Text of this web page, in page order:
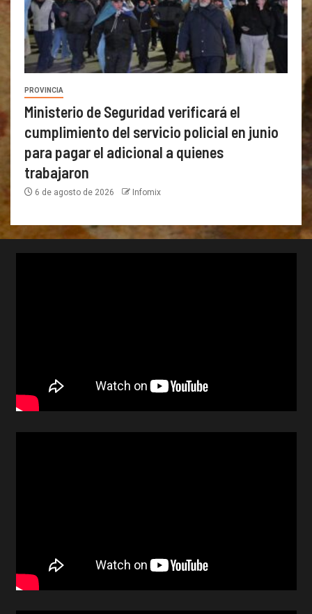
PROVINCIA
Ministerio de Seguridad verificará el
cumplimiento del servicio policial en junio
para pagar el adicional a quienes
trabajaron
6 de agosto de 2026 Infomix